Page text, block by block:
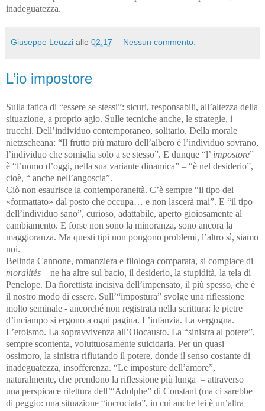
inadeguatezza.
Giuseppe Leuzzi alle 02:17 Nessun commento:
L’io impostore
Sulla fatica di “essere se stessi”: sicuri, responsabili, all’altezza della
situazione, a proprio agio. Sulle tecniche anche, le strategie, i
trucchi. Dell’individuo contemporaneo, solitario. Della morale
nietzscheana: “Il frutto più maturo dell’albero è l’individuo sovrano,
l’individuo che somiglia solo a se stesso”. E dunque “l’ impostore”
è “l’uomo d’oggi, nella sua variante dinamica” – “è nel desiderio”,
cioè, “ anche nell’angoscia”.
Ciò non esaurisce la contemporaneità. C’è sempre “il tipo del
«formattato» dal posto che occupa… e non lascerà mai”. E “il tipo
dell’individuo sano”, curioso, adattabile, aperto gioiosamente al
cambiamento. E forse non sono la minoranza, sono ancora la
maggioranza. Ma questi tipi non pongono problemi, l’altro sì, siamo
noi.
Belinda Cannone, romanziera e filologa comparata, si compiace di
moralités – ne ha altre sul bacio, il desiderio, la stupidità, la tela di
Penelope. Da fiorettista incisiva dell’impensato, il più spesso, che è
il nostro modo di essere. Sull’“impostura” svolge una riflessione
molto seminale - ancorché non registrata nella scrittura: le pietre
d’inciampo si ergono a ogni pagina. L’infanzia. La vergogna.
L’eroismo. La sopravvivenza all’Olocausto. La “sinistra al potere”,
sempre scontenta, voluttuosamente suicidaria. Per un quasi
ossimoro, la sinistra rifiutando il potere, donde il senso costante di
inadeguatezza, insofferenza. “Le imposture dell’amore”,
naturalmente, che prendono la riflessione più lunga – attraverso
una perspicace rilettura dell’“Adolphe” di Constant (ma ci sarebbe
di peggio: una situazione “incrociata”, in cui anche lei è un’altra